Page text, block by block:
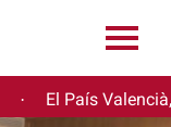
· El País